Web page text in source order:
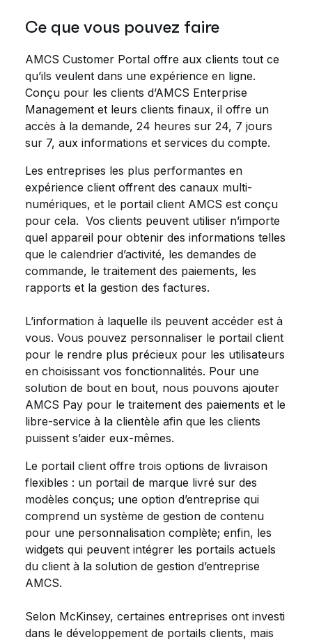
Ce que vous pouvez faire
AMCS Customer Portal offre aux clients tout ce
qu’ils veulent dans une expérience en ligne.
Conçu pour les clients d’AMCS Enterprise
Management et leurs clients finaux, il offre un
accès à la demande, 24 heures sur 24, 7 jours
sur 7, aux informations et services du compte.
Les entreprises les plus performantes en
expérience client offrent des canaux multi-
numériques, et le portail client AMCS est conçu
pour cela. Vos clients peuvent utiliser n’importe
quel appareil pour obtenir des informations telles
que le calendrier d’activité, les demandes de
commande, le traitement des paiements, les
rapports et la gestion des factures.
L’information à laquelle ils peuvent accéder est à
vous. Vous pouvez personnaliser le portail client
pour le rendre plus précieux pour les utilisateurs
en choisissant vos fonctionnalités. Pour une
solution de bout en bout, nous pouvons ajouter
AMCS Pay pour le traitement des paiements et le
libre-service à la clientèle afin que les clients
puissent s’aider eux-mêmes.
Le portail client offre trois options de livraison
flexibles : un portail de marque livré sur des
modèles conçus; une option d’entreprise qui
comprend un système de gestion de contenu
pour une personnalisation complète; enfin, les
widgets qui peuvent intégrer les portails actuels
du client à la solution de gestion d’entreprise
AMCS.
Selon McKinsey, certaines entreprises ont investi
dans le développement de portails clients, mais